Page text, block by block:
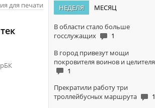
для печати НЕДЕЛЯ МЕСЯЦ
В области стало больше
госслужащих
1
В город привезут мощи
покровителя воинов и целителя
1
Прекратили работу три
троллейбусных маршрута
1